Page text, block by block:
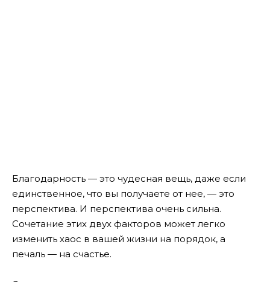
Благодарность — это чудесная вещь, даже если
единственное, что вы получаете от нее, — это
перспектива. И перспектива очень сильна.
Сочетание этих двух факторов может легко
изменить хаос в вашей жизни на порядок, а
печаль — на счастье.